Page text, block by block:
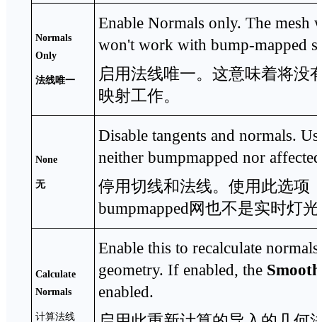
Normals
Only
法线唯一
Enable Normals only. The
won't work with bump-mapped
启用法线唯一。这意味着将
映射工作。
None
无
Disable tangents and normals.
neither bumpmapped nor
停用切线和法线。使用此选项
bumpmapped网也不是实时灯
Calculate
Normals
计算法线
Enable this to recalculate
geometry. If enabled, the
enabled.